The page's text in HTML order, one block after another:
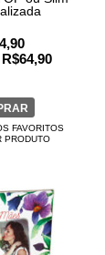
R$64,90
FAVORITOS
PRODUTO